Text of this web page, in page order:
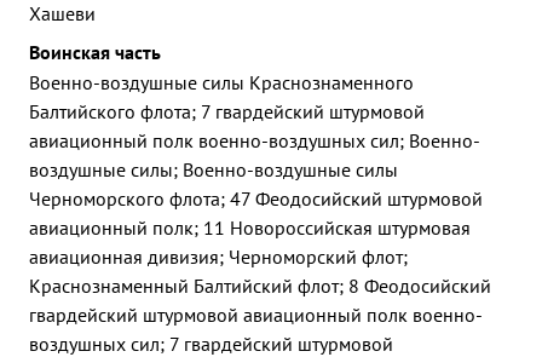
Хашеви
Воинская часть
Военно-воздушные силы Краснознаменного
Балтийского флота; 7 гвардейский штурмовой
авиационный полк военно-воздушных сил; Военно-
воздушные силы; Военно-воздушные силы
Черноморского флота; 47 Феодосийский штурмовой
авиационный полк; 11 Новороссийская штурмовая
авиационная дивизия; Черноморский флот;
Краснознаменный Балтийский флот; 8 Феодосийский
гвардейский штурмовой авиационный полк военно-
воздушных сил; 7 гвардейский штурмовой